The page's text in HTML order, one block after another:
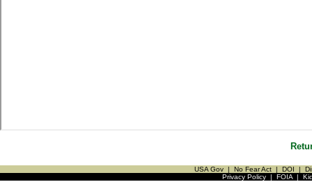
USA Gov | No Fear Act | DOI |
Privacy Policy| FOIA|